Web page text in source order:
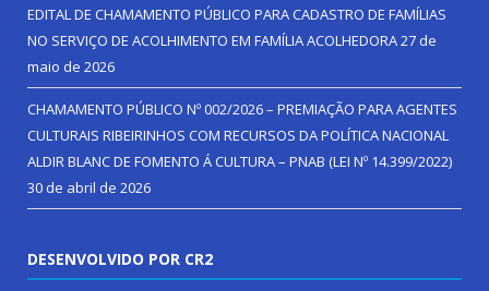
EDITAL DE CHAMAMENTO PÚBLICO PARA CADASTRO DE FAMÍLIAS
NO SERVIÇO DE ACOLHIMENTO EM FAMÍLIA ACOLHEDORA27 de
maio de 2026
CHAMAMENTO PÚBLICO Nº 002/2026 – PREMIAÇÃO PARA AGENTES
CULTURAIS RIBEIRINHOS COM RECURSOS DA POLÍTICA NACIONAL
ALDIR BLANC DE FOMENTO Á CULTURA – PNAB (LEI Nº 14.399/2022)
30 de abril de 2026
DESENVOLVIDO POR CR2